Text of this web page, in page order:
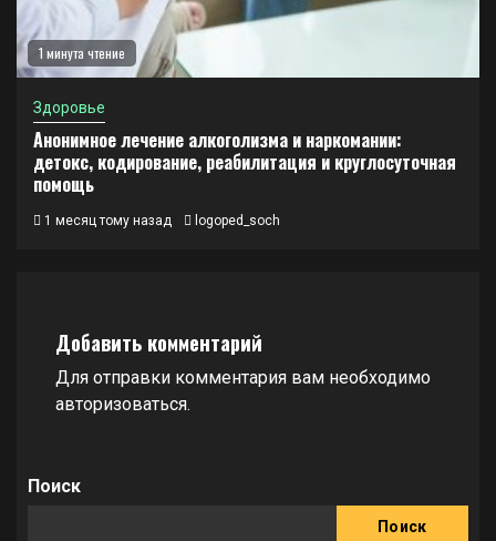
1 минута чтение
Здоровье
Анонимное лечение алкоголизма и наркомании:
детокс, кодирование, реабилитация и круглосуточная
помощь
1 месяц тому назад logoped_soch
Добавить комментарий
Для отправки комментария вам необходимо
авторизоваться.
Поиск
Поиск